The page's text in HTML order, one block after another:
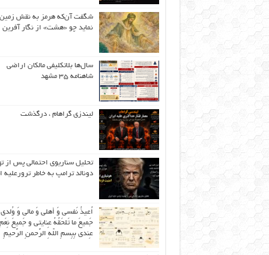
شگفت آن‌که هرمز به نقش زمین
نماید چو «هشت» از نگار آفرین
سال‌ها بلاتکلیفی مالکان اراضی
شاهنامه ۳۵ مشهد
لیندزی گراهام ، درگذشت
تحلیل سناریوی احتمالی پس از
دونالد ترامپ به خاطر ترورعلیه
اُعیذُ نَفسی وَ أهلی وَ مالی وَ
جَمیعَ ما تَلحَقُهُ عِنایتی و جَمیعَ نِعَمِ
عِندی بِبِسمِ اللّهِ الرَّحمنِ الرَّحیمِ